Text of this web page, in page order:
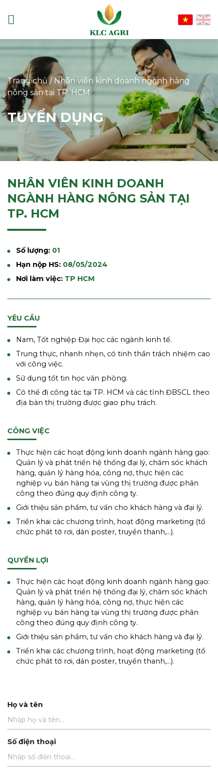
đến
nội
Trang chủ / Nhân viên kinh doanh ngành hàng
nông sản tại TP. HCM
TUYỂN DỤNG
NHÂN VIÊN KINH DOANH
NGÀNH HÀNG NÔNG SẢN TẠI
TP. HCM
Số lượng: 01
Hạn nộp HS: 08/05/2024
Nơi làm việc: TP HCM
YÊU CẦU
Nam, Tốt nghiệp Đại học các ngành kinh tế.
Trung thực, nhanh nhẹn, có tinh thần trách nhiệm cao
với công việc.
Sử dụng tốt tin học văn phòng.
Có thể đi công tác tại TP. HCM và các tỉnh ĐBSCL theo
địa bàn thị trường được giao phụ trách.
CÔNG VIỆC
Thực hiện các hoạt động kinh doanh ngành hàng gạo:
Quản lý và phát triển hệ thống đại lý, chăm sóc khách
hàng, quản lý hàng hóa, công nợ, thực hiện các
nghiệp vụ bán hàng tại vùng thị trường được phân
công theo đúng quy định công ty.
Giới thiệu sản phẩm, tư vấn cho khách hàng và đại lý.
Triển khai các chương trình, hoạt động marketing (tổ
chức phát tờ rơi, dán poster, truyền thanh,...).
QUYỀN LỢI
Thực hiện các hoạt động kinh doanh ngành hàng gạo:
Quản lý và phát triển hệ thống đại lý, chăm sóc khách
hàng, quản lý hàng hóa, công nợ, thực hiện các
nghiệp vụ bán hàng tại vùng thị trường được phân
công theo đúng quy định công ty.
Giới thiệu sản phẩm, tư vấn cho khách hàng và đại lý.
Triển khai các chương trình, hoạt động marketing (tổ
chức phát tờ rơi, dán poster, truyền thanh,...).
Họ và tên
Số điện thoại